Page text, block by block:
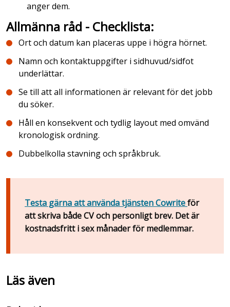
anger dem.
Allmänna råd - Checklista:
Ort och datum kan placeras uppe i högra hörnet.
Namn och kontaktuppgifter i sidhuvud/sidfot
underlättar.
Se till att all informationen är relevant för det jobb
du söker.
Håll en konsekvent och tydlig layout med omvänd
kronologisk ordning.
Dubbelkolla stavning och språkbruk.
Testa gärna att använda tjänsten Cowriteför
att skriva både CV och personligt brev. Det är
kostnadsfritt i sex månader för medlemmar.
Läs även